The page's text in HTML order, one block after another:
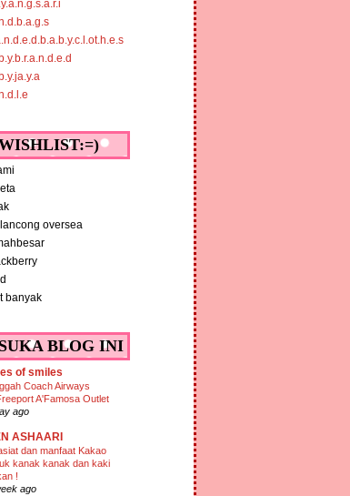
oversea
banyak
BLOG INI
of smiles
Coach Airways
A'Famosa Outlet
ago
ASHAARI
dan manfaat Kakao
kanak kanak dan kaki
!
ago